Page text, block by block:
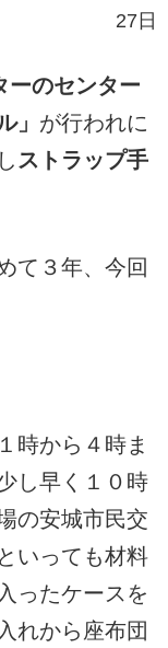
27日
ーのセンター
」 が行われに
ストラップ手
て３年、今回
時から４時ま
し早く１０時
の安城市民交
いっても材料
ったケースを
れから座布団